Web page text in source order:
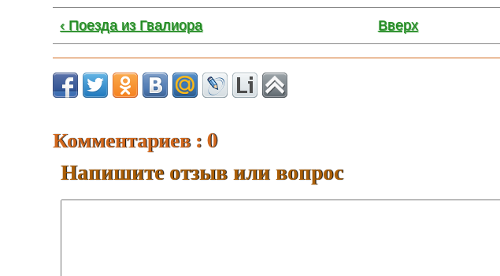
‹ Поезда из Гвалиора Вверх
Комментариев : 0
Напишите отзыв или вопрос